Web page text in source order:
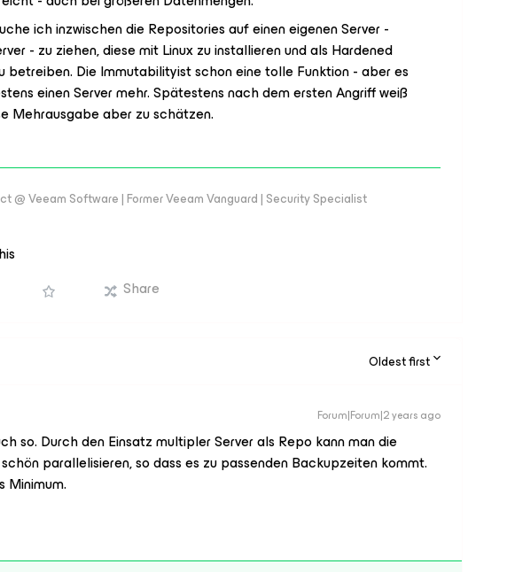
ich inzwischen die Repositories auf einen eigenen Server -
- zu ziehen, diese mit Linux zu installieren und als Hardened
betreiben. Die Immutabilityist schon eine tolle Funktion - aber es
einen Server mehr. Spätestens nach dem ersten Angriff weiß
Mehrausgabe aber zu schätzen.
@ Veeam Software | Former Veeam Vanguard | Security Specialist
Share
Oldest first
Forum|Forum|2 years ago
so. Durch den Einsatz multipler Server als Repo kann man die
parallelisieren, so dass es zu passenden Backupzeiten kommt.
Minimum.